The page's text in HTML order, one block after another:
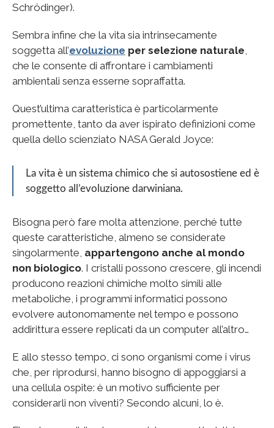
Schrödinger).
Sembra infine che la vita sia intrinsecamente
soggetta all’evoluzione per selezione naturale
che le consente di affrontare i cambiamenti
ambientali senza esserne sopraffatta.
Quest’ultima caratteristica è particolarmente
promettente, tanto da aver ispirato definizioni come
quella dello scienziato NASA Gerald Joyce:
La vita è un sistema chimico che si autosostiene ed è
soggetto all’evoluzione darwiniana.
Bisogna però fare molta attenzione, perché tutte
queste caratteristiche, almeno se considerate
singolarmente, appartengono anche al mondo
non biologico. I cristalli possono crescere, gli incendi
producono reazioni chimiche molto simili alle
metaboliche, i programmi informatici possono
evolvere autonomamente nel tempo e possono
addirittura essere replicati da un computer all’altro…
E allo stesso tempo, ci sono organismi come i virus
che, per riprodursi, hanno bisogno di appoggiarsi a
una cellula ospite: è un motivo sufficiente per
considerarli non viventi? Secondo alcuni, lo è.